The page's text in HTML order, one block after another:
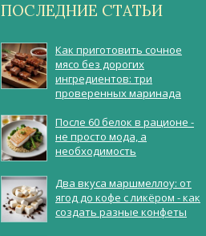
ПОСЛЕДНИЕ СТАТЬИ
Как приготовить сочное
мясо без дорогих
ингредиентов: три
проверенных маринада
После 60 белок в рационе -
не просто мода, а
необходимость
Два вкуса маршмеллоу: от
ягод до кофе с ликёром - как
создать разные конфеты